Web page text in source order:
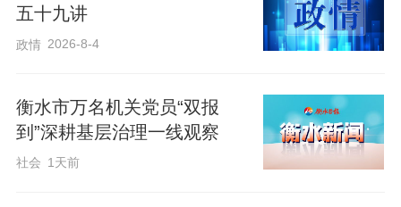
五十九讲
政情 2026-8-4
衡水市万名机关党员“双报
到”深耕基层治理一线观察
社会 1天前